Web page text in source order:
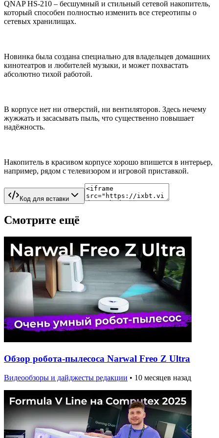
QNAP HS-210 – бесшумный и стильный сетевой накопитель,
который способен полностью изменить все стереотипы о
сетевых хранилищах.
Новинка была создана специально для владельцев домашних
кинотеатров и любителей музыки, и может похвастать
абсолютно тихой работой.
В корпусе нет ни отверстий, ни вентиляторов. Здесь нечему
жужжать и засасывать пыль, что существенно повышает
надёжность.
Накопитель в красивом корпусе хорошо впишется в интерьер,
например, рядом с телевизором и игровой приставкой.
Код для вставки
Смотрите ещё
Обзор робота-пылесоса Narwal Freo Z Ultra
Видеообзоры и дайджесты редакции • 10 месяцев назад